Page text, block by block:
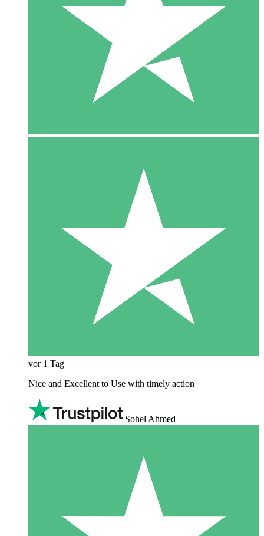
vor 1 Tag
Nice and Excellent to Use with timely action
Sohel Ahmed